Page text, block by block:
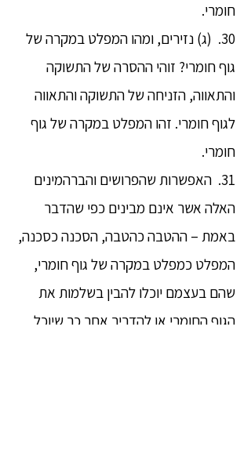
חומרי.
30. (ג) נזירים, ומהו המפלט במקרה של
גוף חומרי? זוהי ההסרה של התשוקה
והתאווה, הזניחה של התשוקה והתאווה
לגוף חומרי. זהו המפלט במקרה של גוף
חומרי.
31. האפשרות שהפרושים והברהמינים
האלה אשר אינם מבינים כפי שהדבר
באמת – ההטבה כהטבה, הסכנה כסכנה,
המפלט כמפלט במקרה של גוף חומרי,
שהם בעצמם יוכלו להבין בשלמות את
הגוף החומרי או להדריך אחר כך שיוכל